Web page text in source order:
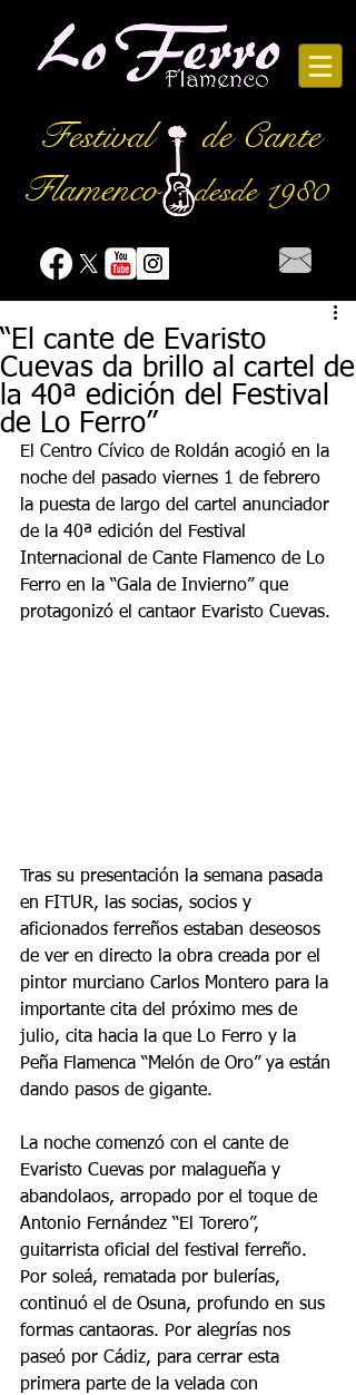
Festival
de Cante
Flamencodesde 1980
“El cante de Evaristo
Cuevas da brillo al cartel de
la 40ª edición del Festival
de Lo Ferro”
El Centro Cívico de Roldán acogió en la
noche del pasado viernes 1 de febrero
la puesta de largo del cartel anunciador
de la 40ª edición del Festival
Internacional de Cante Flamenco de Lo
Ferro en la “Gala de Invierno” que
protagonizó el cantaor Evaristo Cuevas.
Tras su presentación la semana pasada
en FITUR, las socias, socios y
aficionados ferreños estaban deseosos
de ver en directo la obra creada por el
pintor murciano Carlos Montero para la
importante cita del próximo mes de
julio, cita hacia la que Lo Ferro y la
Peña Flamenca “Melón de Oro” ya están
dando pasos de gigante.
La noche comenzó con el cante de
Evaristo Cuevas por malagueña y
abandolaos, arropado por el toque de
Antonio Fernández “El Torero”,
guitarrista oficial del festival ferreño.
Por soleá, rematada por bulerías,
continuó el de Osuna, profundo en sus
formas cantaoras. Por alegrías nos
paseó por Cádiz, para cerrar esta
primera parte de la velada con